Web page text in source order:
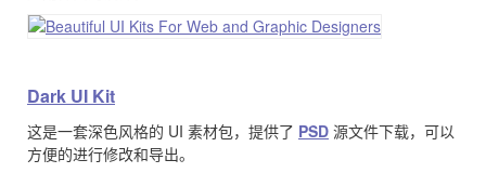
Dark UI Kit
这是一套深色风格的 UI 素材包，提供了 PSD 源文件下载，可以
方便的进行修改和导出。